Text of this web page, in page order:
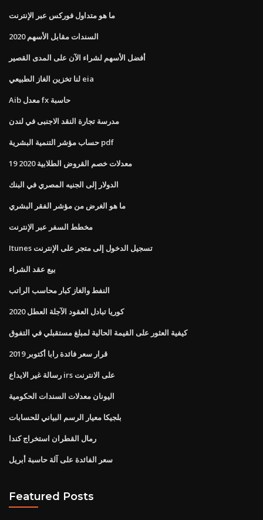
ما هو متداول فوركس عبر الإنترنت
السندات مقابل الأسهم 2020
أفضل الأسهم لشراء الآن على المدى القصير
لنا تخزين الغاز الطبيعي eia
Aib معدل fx حاسبة
مدرسة تجارة النقد الاجنبى في لندن
حساب مؤشر التنمية البشرية pdf
معدلات خصم القروض الطلابية 2020 19
الدولار إلى الجنيه المصري في البنك
ما هو الغرض من مؤشر الفقر البشري
مخطط السفر عبر الإنترنت
Itunes تسجيل الدخول إلى متجر على الإنترنت
بيع عقد الشراء
النفط والغاز كبار محاسب الراتب
كوريا تبادل العقود الآجلة العطل 2020
كيفية العثور على القيمة الحالية لمبلغ مستقبلي في التفوق
قرار سعر فائدة رابا أكتوبر 2019
رسالة غير الايداع irs على الانترنت
اليونان معدلات السندات الحكومية
بلجيكا معيار الرسم البياني للحسابات
رمال القطران استخراج كندا
سعر الفائدة على آلة حاسبة أبريل
Featured Posts